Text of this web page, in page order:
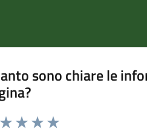
sono chiare le
da 1 a 5 stelle la pagina